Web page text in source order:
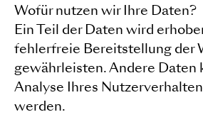
Wofür nutzen wir Ihre Daten?
Ein Teil der Daten wird
fehlerfreie Bereitstellung der
gewährleisten. Andere Daten
Analyse Ihres
werden.